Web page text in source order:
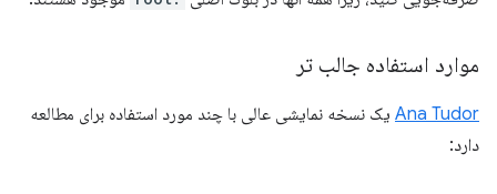
موارد استفاده جالب تر
Ana Tudor یک نسخه نمایشی عالی با چند مورد استفاده برای مطالعه
دارد: